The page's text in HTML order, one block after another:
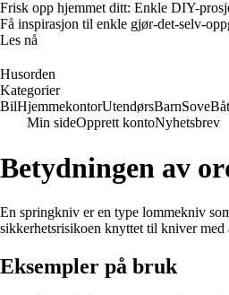
Frisk opp hjemmet ditt: Enkle DIY-
Få inspirasjon til enkle gjør-det-selv-
Les nå
Husorden
Kategorier
BilHjemmekontorUtendørsBarnSoveBåt
Min sideOpprett kontoNyhetsbrev
Betydningen av
En springkniv er en type lommekniv
sikkerhetsrisikoen knyttet til kniver med
Eksempler på bruk